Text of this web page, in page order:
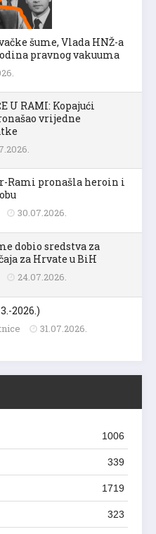
šume, Vlada HNŽ-a
pravnog vakuuma
U RAMI: Kopajući
vrijedne
Rami pronašla heroin i
30.07.2026.
dobio sredstva za
za Hrvate u BiH
24.07.2026.
2026.)
31.07.2026.
1006
339
1719
323